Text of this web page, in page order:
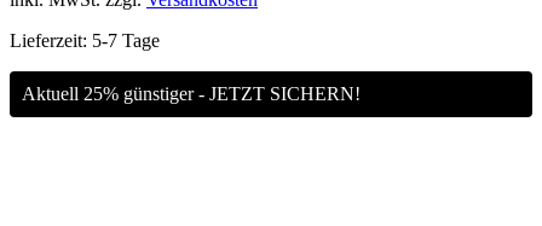
Lieferzeit: 5-7 Tage
Aktuell 25% günstiger - JETZT SICHERN!